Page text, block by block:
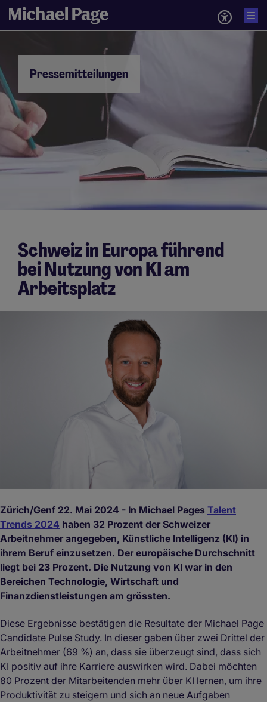
Pressemitteilungen
Schweiz in Europa führend
bei Nutzung von KI am
Arbeitsplatz
Zürich/Genf 22. Mai 2024 - In Michael Pages Talent
Trends 2024 haben 32 Prozent der Schweizer
Arbeitnehmer angegeben, Künstliche Intelligenz (KI) in
ihrem Beruf einzusetzen. Der europäische Durchschnitt
liegt bei 23 Prozent. Die Nutzung von KI war in den
Bereichen Technologie, Wirtschaft und
Finanzdienstleistungen am grössten.
Diese Ergebnisse bestätigen die Resultate der Michael Page
Candidate Pulse Study. In dieser gaben über zwei Drittel der
Arbeitnehmer (69 %) an, dass sie überzeugt sind, dass sich
KI positiv auf ihre Karriere auswirken wird. Dabei möchten
80 Prozent der Mitarbeitenden mehr über KI lernen, um ihre
Produktivität zu steigern und sich an neue Aufgaben